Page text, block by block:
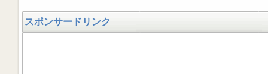
スポンサードリンク